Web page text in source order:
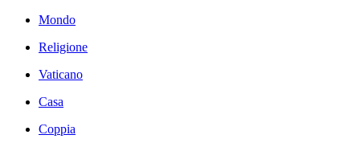
Mondo
Religione
Vaticano
Casa
Coppia